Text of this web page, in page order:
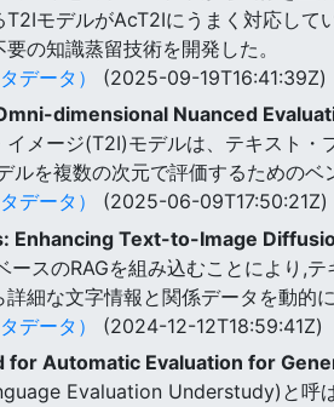
T2IモデルがAcT2Iにうまく対応し
の知識蒸留技術を開発した。
データ）
(2025-09-19T16:41:39Z)
dimensional Nuanced
イメージ(T2I)モデルは、テキスト
ルを複数の次元で評価するためのベ
データ）
(2025-06-09T17:50:21Z)
Enhancing Text-to-Image
ースのRAGを組み込むことにより,
細な文字情報と関係データを動的
データ）
(2024-12-12T18:59:41Z)
for Automatic Evaluation for
Evaluation Understudy)と呼